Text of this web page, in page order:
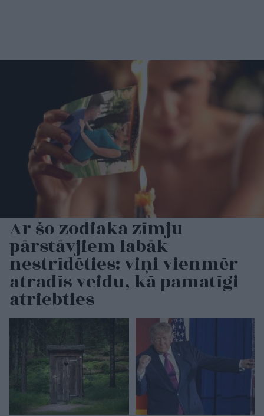
Ar šo zodiaka zīmju
pārstāvjiem labāk
nestrīdēties: viņi vienmēr
atradīs veidu, kā pamatīgi
atriebties